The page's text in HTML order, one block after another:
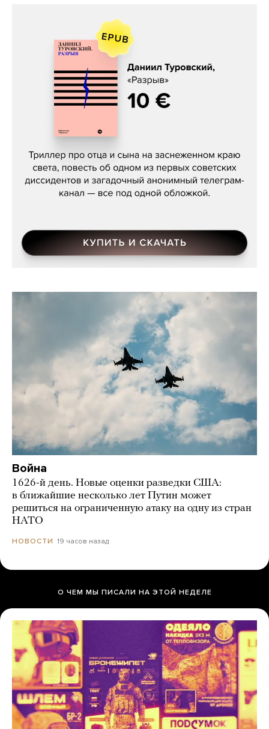
Даниил Туровский, «Разрыв»
Война
1626-й день. Новые оценки разведки США:
в ближайшие несколько лет Путин может
решиться на ограниченную атаку на одну из стран
НАТО
НОВОСТИ 19 часов назад
О ЧЕМ МЫ ПИСАЛИ НА ЭТОЙ НЕДЕЛЕ